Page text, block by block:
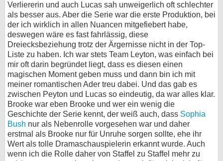
Verliererin und auch Lucas sah unweigerlich oft schlechter
als besser aus. Aber die Serie war die erste Produktion, bei
der ich wirklich in allen Nuancen mitgefiebert habe,
deswegen wäre es fast fahrlässig, diese
Dreiecksbeziehung trotz der Ärgernisse nicht in der Top-
Liste zu haben. Ich war stets Team Leyton, was einfach bei
mir oft darin begründet liegt, dass es diesen einen
magischen Moment geben muss und dann bin ich mit
meiner romantischen Ader treu dabei. Und das gab es
zwischen Peyton und Lucas so eindeutig, da war alles klar.
Brooke war eben Brooke und wer ein wenig die
Geschichte der Serie kennt, der weiß auch, dass Sophia
Bush nur als Nebenrolle vorgesehen war und daher
erstmal als Brooke nur für Unruhe sorgen sollte, ehe ihr
Wert als tolle Dramaschauspielerin erkannt wurde. Auch
wenn ich die Rolle daher von Staffel zu Staffel mehr zu